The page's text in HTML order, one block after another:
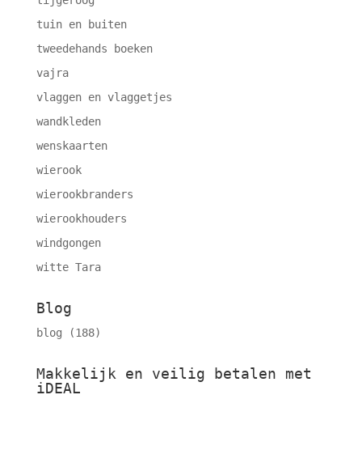
tuin en buiten
tweedehands boeken
vajra
vlaggen en vlaggetjes
wandkleden
wenskaarten
wierook
wierookbranders
wierookhouders
windgongen
witte Tara
Blog
blog (188)
Makkelijk en veilig betalen met
iDEAL